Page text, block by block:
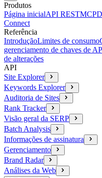
Produtos
Página inicialAPI RESTMCP
Connect
Referência
IntroduçãoLimites de consumo
gerenciamento de chaves de
de alterações
API
Site Explorer
Keywords Explorer
Auditoria de Sites
Rank Tracker
Visão geral da SERP
Batch Analysis
Informações de assinatura
Gerenciamento
Brand Radar
Análises da Web